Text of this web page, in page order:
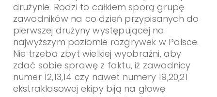
drużynie. Rodzi to całkiem sporą grupę
zawodników na co dzień przypisanych do
pierwszej drużyny występującej na
najwyższym poziomie rozgrywek w Polsce.
Nie trzeba zbyt wielkiej wyobraźni, aby
zdać sobie sprawę z faktu, iż zawodnicy
numer 12,13,14 czy nawet numery 19,20,21
ekstraklasowej ekipy biją na głowę